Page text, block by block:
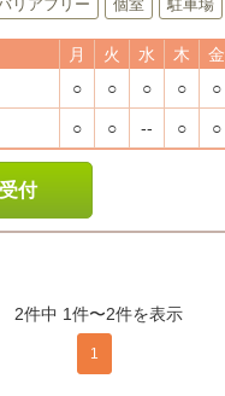
リアフリー 個室 駐車場
月 火 水 木 金
○ ○ ○ ○ ○
○ ○ -- ○ ○
付
2件中 1件〜2件を表示
1